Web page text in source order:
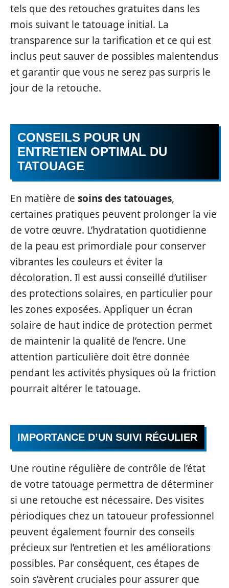
tels que des retouches gratuites dans les
mois suivant le tatouage initial. La
transparence sur la tarification et ce qui est
inclus peut sauver de possibles malentendus
et garantir que vous ne serez pas surpris le
jour de la retouche.
CONSEILS POUR UN
ENTRETIEN OPTIMAL DU
TATOUAGE
En matière de soins des tatouages,
certaines pratiques peuvent prolonger la vie
de votre œuvre. L’hydratation quotidienne
de la peau est primordiale pour conserver
vibrantes les couleurs et éviter la
décoloration. Il est aussi conseillé d’utiliser
des protections solaires, en particulier pour
les zones exposées. Appliquer un écran
solaire de haut indice de protection permet
de maintenir la qualité de l’encre. Une
attention particulière doit être donnée
pendant les activités physiques où la friction
pourrait altérer le tatouage.
IMPORTANCE D’UN SUIVI RÉGULIER
Une routine régulière de contrôle de l’état
de votre tatouage permettra de déterminer
si une retouche est nécessaire. Des visites
périodiques chez un tatoueur professionnel
peuvent également fournir des conseils
précieux sur l’entretien et les améliorations
possibles. Par conséquent, ces étapes de
soin s’avèrent cruciales pour assurer que